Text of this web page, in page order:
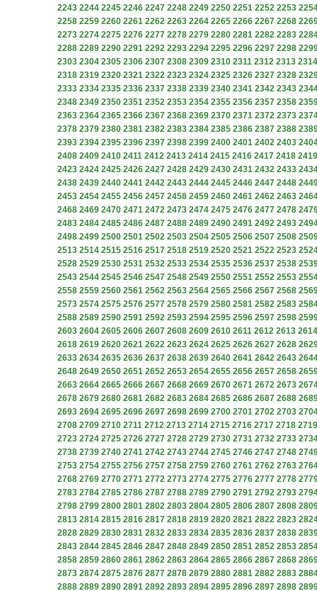
2243 2244 2245 2246 2247 2248 2249 2250 2251 2252 2253
2258 2259 2260 2261 2262 2263 2264 2265 2266 2267 2268
2273 2274 2275 2276 2277 2278 2279 2280 2281 2282 2283
2288 2289 2290 2291 2292 2293 2294 2295 2296 2297 2298
2303 2304 2305 2306 2307 2308 2309 2310 2311 2312 2313 2314
2318 2319 2320 2321 2322 2323 2324 2325 2326 2327 2328
2333 2334 2335 2336 2337 2338 2339 2340 2341 2342 2343
2348 2349 2350 2351 2352 2353 2354 2355 2356 2357 2358
2363 2364 2365 2366 2367 2368 2369 2370 2371 2372 2373
2378 2379 2380 2381 2382 2383 2384 2385 2386 2387 2388
2393 2394 2395 2396 2397 2398 2399 2400 2401 2402 2403
2408 2409 2410 2411 2412 2413 2414 2415 2416 2417 2418 2419
2423 2424 2425 2426 2427 2428 2429 2430 2431 2432 2433
2438 2439 2440 2441 2442 2443 2444 2445 2446 2447 2448
2453 2454 2455 2456 2457 2458 2459 2460 2461 2462 2463
2468 2469 2470 2471 2472 2473 2474 2475 2476 2477 2478
2483 2484 2485 2486 2487 2488 2489 2490 2491 2492 2493
2498 2499 2500 2501 2502 2503 2504 2505 2506 2507 2508
2513 2514 2515 2516 2517 2518 2519 2520 2521 2522 2523
2528 2529 2530 2531 2532 2533 2534 2535 2536 2537 2538
2543 2544 2545 2546 2547 2548 2549 2550 2551 2552 2553
2558 2559 2560 2561 2562 2563 2564 2565 2566 2567 2568
2573 2574 2575 2576 2577 2578 2579 2580 2581 2582 2583
2588 2589 2590 2591 2592 2593 2594 2595 2596 2597 2598
2603 2604 2605 2606 2607 2608 2609 2610 2611 2612 2613 2614
2618 2619 2620 2621 2622 2623 2624 2625 2626 2627 2628
2633 2634 2635 2636 2637 2638 2639 2640 2641 2642 2643
2648 2649 2650 2651 2652 2653 2654 2655 2656 2657 2658
2663 2664 2665 2666 2667 2668 2669 2670 2671 2672 2673
2678 2679 2680 2681 2682 2683 2684 2685 2686 2687 2688
2693 2694 2695 2696 2697 2698 2699 2700 2701 2702 2703
2708 2709 2710 2711 2712 2713 2714 2715 2716 2717 2718 2719
2723 2724 2725 2726 2727 2728 2729 2730 2731 2732 2733
2738 2739 2740 2741 2742 2743 2744 2745 2746 2747 2748
2753 2754 2755 2756 2757 2758 2759 2760 2761 2762 2763
2768 2769 2770 2771 2772 2773 2774 2775 2776 2777 2778
2783 2784 2785 2786 2787 2788 2789 2790 2791 2792 2793
2798 2799 2800 2801 2802 2803 2804 2805 2806 2807 2808
2813 2814 2815 2816 2817 2818 2819 2820 2821 2822 2823
2828 2829 2830 2831 2832 2833 2834 2835 2836 2837 2838
2843 2844 2845 2846 2847 2848 2849 2850 2851 2852 2853
2858 2859 2860 2861 2862 2863 2864 2865 2866 2867 2868
2873 2874 2875 2876 2877 2878 2879 2880 2881 2882 2883
2888 2889 2890 2891 2892 2893 2894 2895 2896 2897 2898